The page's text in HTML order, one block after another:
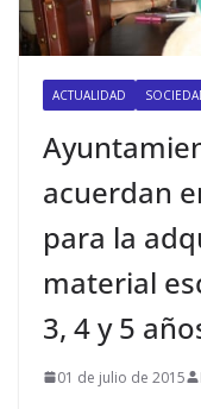
ACTUALIDAD
acuerdan
para la
material
3, 4 y 5
01 de julio de 2015